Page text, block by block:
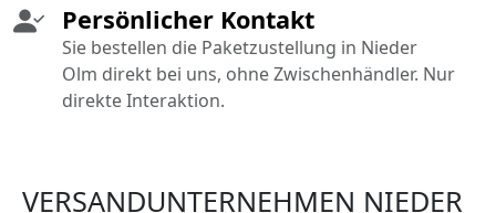
Persönlicher Kontakt
Sie bestellen die Paketzustellung in Nieder
Olm direkt bei uns, ohne Zwischenhändler. Nur
direkte Interaktion.
VERSANDUNTERNEHMEN NIEDER